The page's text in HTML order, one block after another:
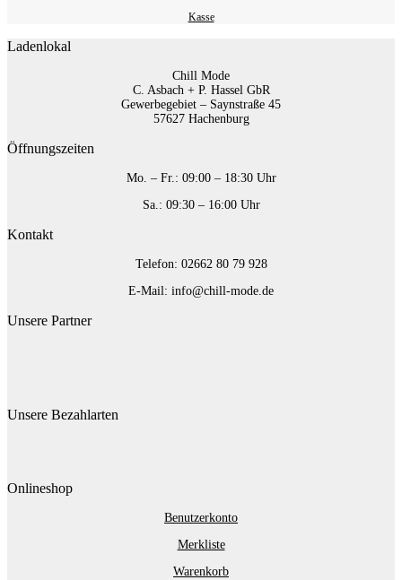
Kasse
Ladenlokal
Chill Mode
C. Asbach + P. Hassel GbR
Gewerbegebiet – Saynstraße 45
57627 Hachenburg
Öffnungszeiten
Mo. – Fr.: 09:00 – 18:30 Uhr
Sa.: 09:30 – 16:00 Uhr
Kontakt
Telefon: 02662 80 79 928‬
E-Mail: info@chill-mode.de
Unsere Partner
Unsere Bezahlarten
Onlineshop
Benutzerkonto
Merkliste
Warenkorb